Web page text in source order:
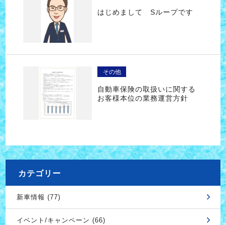
はじめまして Sループです
その他
自動車保険の取扱いに関する
お客様本位の業務運営方針
カテゴリー
新車情報 (77)
イベント/キャンペーン (66)